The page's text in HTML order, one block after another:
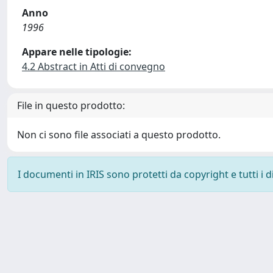
Anno
1996
Appare nelle tipologie:
4.2 Abstract in Atti di convegno
File in questo prodotto:
Non ci sono file associati a questo prodotto.
I documenti in IRIS sono protetti da copyright e tutti i